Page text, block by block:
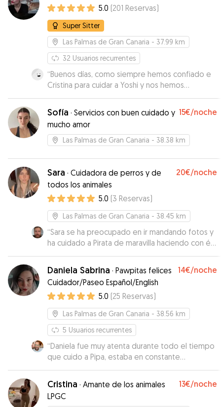
5.0 (201 Reservas)
Super Sitter
Las Palmas de Gran Canaria - 37.99 km
32 Usuarios recurrentes
“Buenos días, como siempre hemos confiado e
Cristina para cuidar a Yoshi y nos hemos
quedado muy contentos de todos el cariño y
mimo con que la acometida,muchas gracias
Cristina. ”
Sofía · Servicios con buen cuidado y
mucho amor
15€/noche
Las Palmas de Gran Canaria - 38.38 km
Sara · Cuidadora de perros y de
todos los animales
20€/noche
5.0 (3 Reservas)
Las Palmas de Gran Canaria - 38.45 km
“Sara se ha preocupado en ir mandando fotos y
ha cuidado a Pirata de maravilla haciendo con él
planes divertidos.”
Daniela Sabrina · Pawpitas felices
Cuidador/Paseo Español/English
14€/noche
5.0 (25 Reservas)
Las Palmas de Gran Canaria - 38.56 km
5 Usuarios recurrentes
“Daniela fue muy atenta durante todo el tiempo
que cuido a Pipa, estaba en constante
comunicación y nos enviaba fotos e información
de pipa
Cristina · Amante de los animales
LPGC
13€/noche